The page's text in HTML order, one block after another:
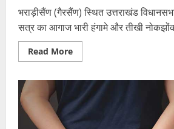
भराड़ीसैंण (गैरसैंण) स्थित उत्तराखंड
सत्र का आगाज भारी हंगामे और तीखी
Read MoreRead
more
बीच
धामी
सरकार
ने